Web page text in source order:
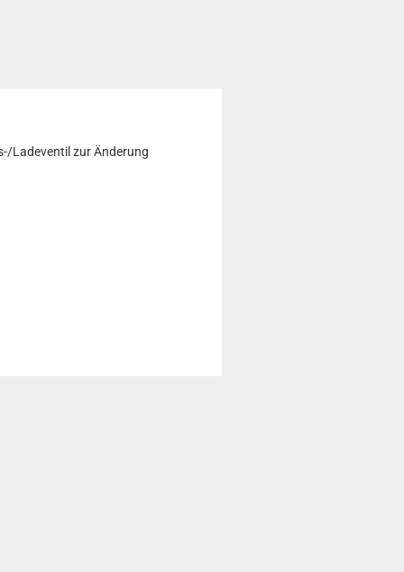
Ladeventil zur Änderung